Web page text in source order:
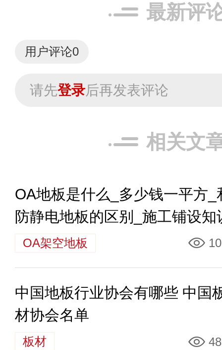
最新评
用户评论0
请先登录后再发表评论
相关文
OA地板是什么_多少钱一平方_
防静电地板的区别_施工铺设知
OA架空地板
中国地板行业协会有哪些 中国
材协会名单
板材